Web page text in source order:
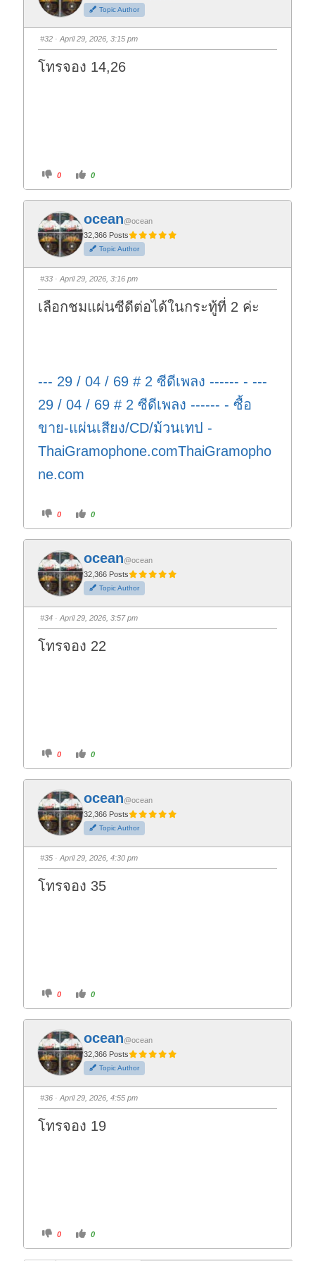
h
u
m
b
d
o
n
.
h
u
m
b
u
p
Topic Author
#32 · April 29, 2026, 3:15 pm
โทรจอง 14,26
C
i
f
o
r
t
h
u
m
b
d
o
n
.
0
C
i
o
t
h
u
m
b
u
p
0
ocean@ocean
32,366 Posts
Topic Author
#33 · April 29, 2026, 3:16 pm
เลือกชมแผ่นซีดีต่อได้ในกระทู้ที่ 2 ค่ะ
--- 29 / 04 / 69 # 2 ซีดีเพลง ------ - ---
29 / 04 / 69 # 2 ซีดีเพลง ------ - ซื้อ
ขาย-แผ่นเสียง/CD/ม้วนเทป -
ThaiGramophone.comThaiGramopho
ne.com
C
i
f
o
r
t
h
u
m
d
o
n
.
0
C
i
o
t
h
u
m
u
p
0
ocean@ocean
32,366 Posts
Topic Author
#34 · April 29, 2026, 3:57 pm
โทรจอง 22
C
i
k
f
o
r
t
h
u
m
d
o
n
.
0
C
i
k
o
r
t
h
u
m
u
p
0
ocean@ocean
32,366 Posts
Topic Author
#35 · April 29, 2026, 4:30 pm
โทรจอง 35
C
i
k
f
o
r
t
h
u
m
d
o
n
.
0
C
i
k
o
r
t
h
u
m
u
p
0
ocean@ocean
32,366 Posts
Topic Author
#36 · April 29, 2026, 4:55 pm
โทรจอง 19
C
i
0
C
i
0